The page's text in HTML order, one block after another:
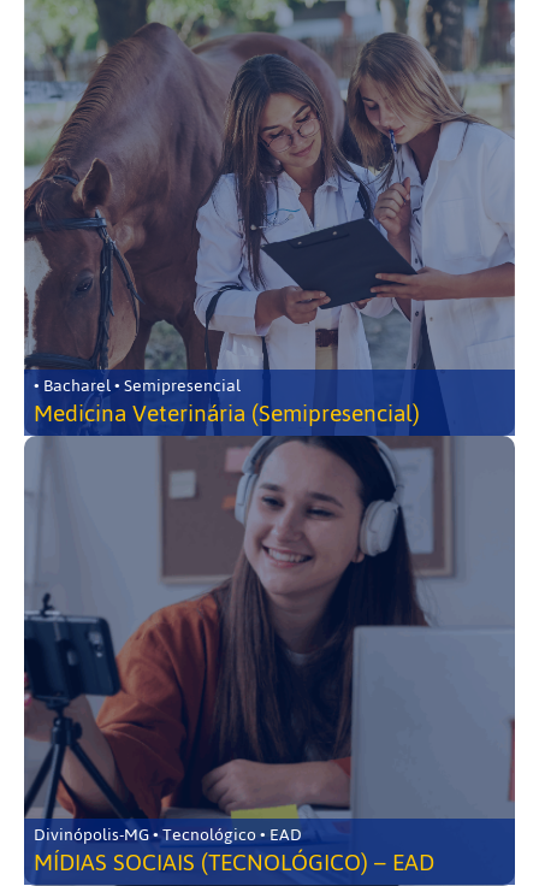
• Bacharel • Semipresencial
Medicina Veterinária (Semipresencial)
Divinópolis-MG • Tecnológico • EAD
MÍDIAS SOCIAIS (TECNOLÓGICO) – EAD